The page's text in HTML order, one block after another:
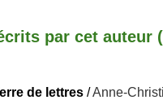
par cet auteur (
de lettres /Anne-